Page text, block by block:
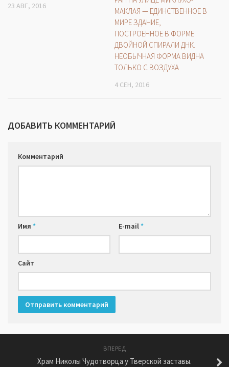
23 АВГ, 2016
МАКЛАЯ — ЕДИНСТВЕННОЕ В
МИРЕ ЗДАНИЕ,
ПОСТРОЕННОЕ В ФОРМЕ
ДВОЙНОЙ СПИРАЛИ ДНК.
НЕОБЫЧНАЯ ФОРМА ВИДНА
ТОЛЬКО С ВОЗДУХА
4 СЕН, 2016
ДОБАВИТЬ КОММЕНТАРИЙ
Комментарий
Имя * E-mail*
Сайт
ВПЕРЕД
Храм Николы Чудотворца у Тверской заставы.